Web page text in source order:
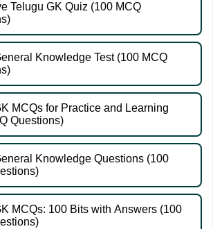
Telugu GK Quiz (100 MCQ
Knowledge Test (100 MCQ
MCQs for Practice and Learning
Questions)
Knowledge Questions (100
MCQs: 100 Bits with Answers (100